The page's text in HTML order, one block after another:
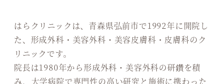
はらクリニックは、青森県弘前市で1992年に開院し
た、形成外科・美容外科・美容皮膚科・皮膚科のク
リニックです。
院長は1980年から形成外科・美容外科の研鑽を積
み、大学病院で専門性の高い研究と施術に携わった